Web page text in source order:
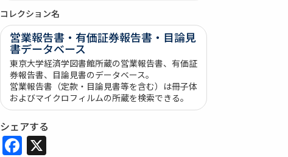
コレクション名
営業報告書・有価証券報告書・目論見
書データベース
東京大学経済学図書館所蔵の営業報告書、有価証
券報告書、目論見書のデータベース。
営業報告書（定款・目論見書等を含む）は冊子体
およびマイクロフィルムの所蔵を検索できる。
シェアする
Facebook
X